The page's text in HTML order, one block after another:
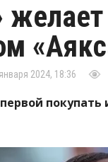
2024, 18:36
покупать